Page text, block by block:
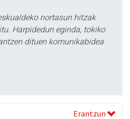
nortasun hitzak
Harpidedun eginda, tokiko
dituen komunikabidea
Erantzun